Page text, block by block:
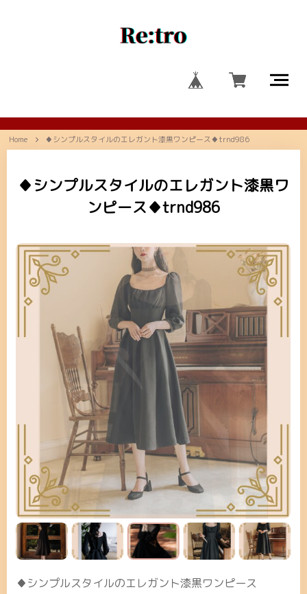
Home ♦シンプルスタイルのエレガント漆黒ワンピース♦trnd986
♦シンプルスタイルのエレガント漆黒ワ
ンピース♦trnd986
♦シンプルスタイルのエレガント漆黒ワンピース